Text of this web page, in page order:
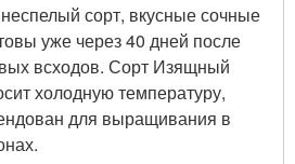
сорт, вкусные сочные
уже через 40 дней после
всходов. Сорт Изящный
холодную температуру,
для выращивания в